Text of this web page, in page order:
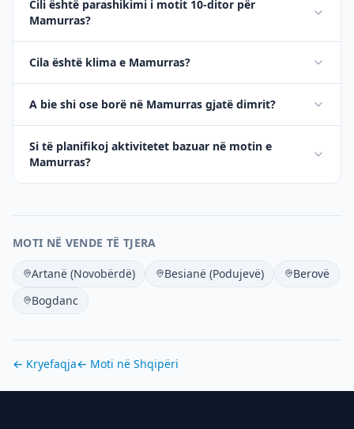
Cili është parashikimi i motit 10-ditor për
Mamurras?
Cila është klima e Mamurras?
A bie shi ose borë në Mamurras gjatë dimrit?
Si të planifikoj aktivitetet bazuar në motin e
Mamurras?
MOTI NË VENDE TË TJERA
Artanë (Novobërdë) Besianë (Podujevë)
Berovë
Bogdanc
← Kryefaqja← Moti në Shqipëri